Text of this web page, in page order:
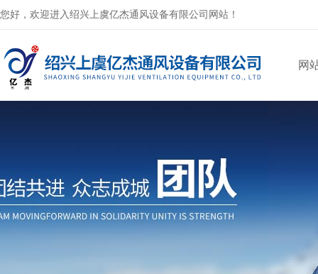
您好，欢迎进入绍兴上虞亿杰通风设备有限公司网站！
网